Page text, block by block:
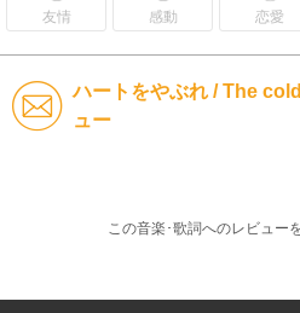
友情 感動 恋愛
ハートをやぶれ / The
ュー
この音楽･歌詞へのレビュー